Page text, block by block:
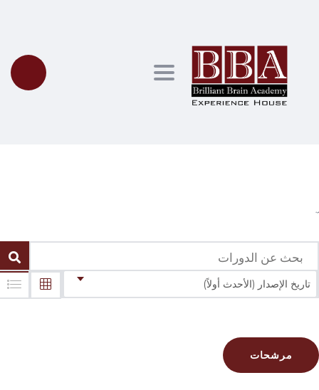
Toggle navigation
الدورات
تاريخ الإصدار (الأحدث أولاً)
مرشحات